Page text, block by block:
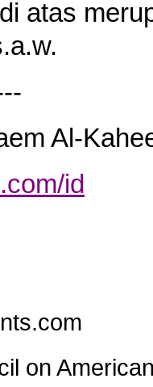
atas
Al-
id
on